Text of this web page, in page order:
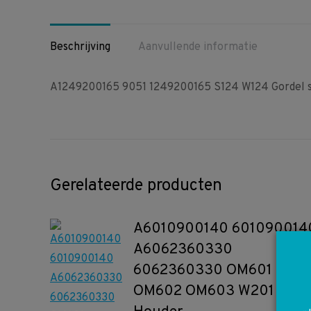
Beschrijving
Aanvullende informatie
A1249200165 9051 1249200165 S124 W124
Gerelateerde producten
A6010900140
A6062360330
6062360330 OM601
OM602 OM603 W201